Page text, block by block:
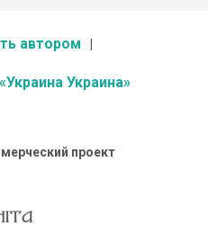
автором
Украина»
проект